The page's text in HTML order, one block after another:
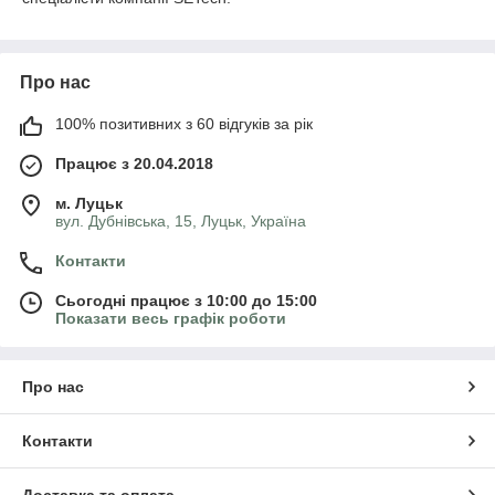
Можливість працювати при температурах нижче 0
градусів.
Вітрогенератори SuperWind використовують по всьому світу
на тих об'єктах, де потрібне постійне живлення не дивлячись
на зовнішні кліматичні та погодні умови. Науковці, військові,
споживачі купують мікро-турбіни superwind коли
розраховують на якість та стабільність роботи.
Про нас
100% позитивних з 60 відгуків за рік
Працює з 20.04.2018
м. Луцьк
вул. Дубнівська, 15, Луцьк, Україна
Контакти
Сьогодні працює з 10:00 до 15:00
Показати весь графік роботи
Про нас
Контакти